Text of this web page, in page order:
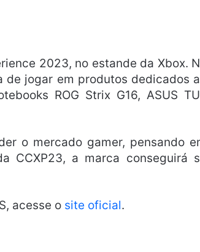
2023, no estande da Xbox.
de jogar em produtos dedicados
ROG Strix G16, ASUS
o mercado gamer, pensando
CCXP23, a marca conseguirá
acesse o site oficial.